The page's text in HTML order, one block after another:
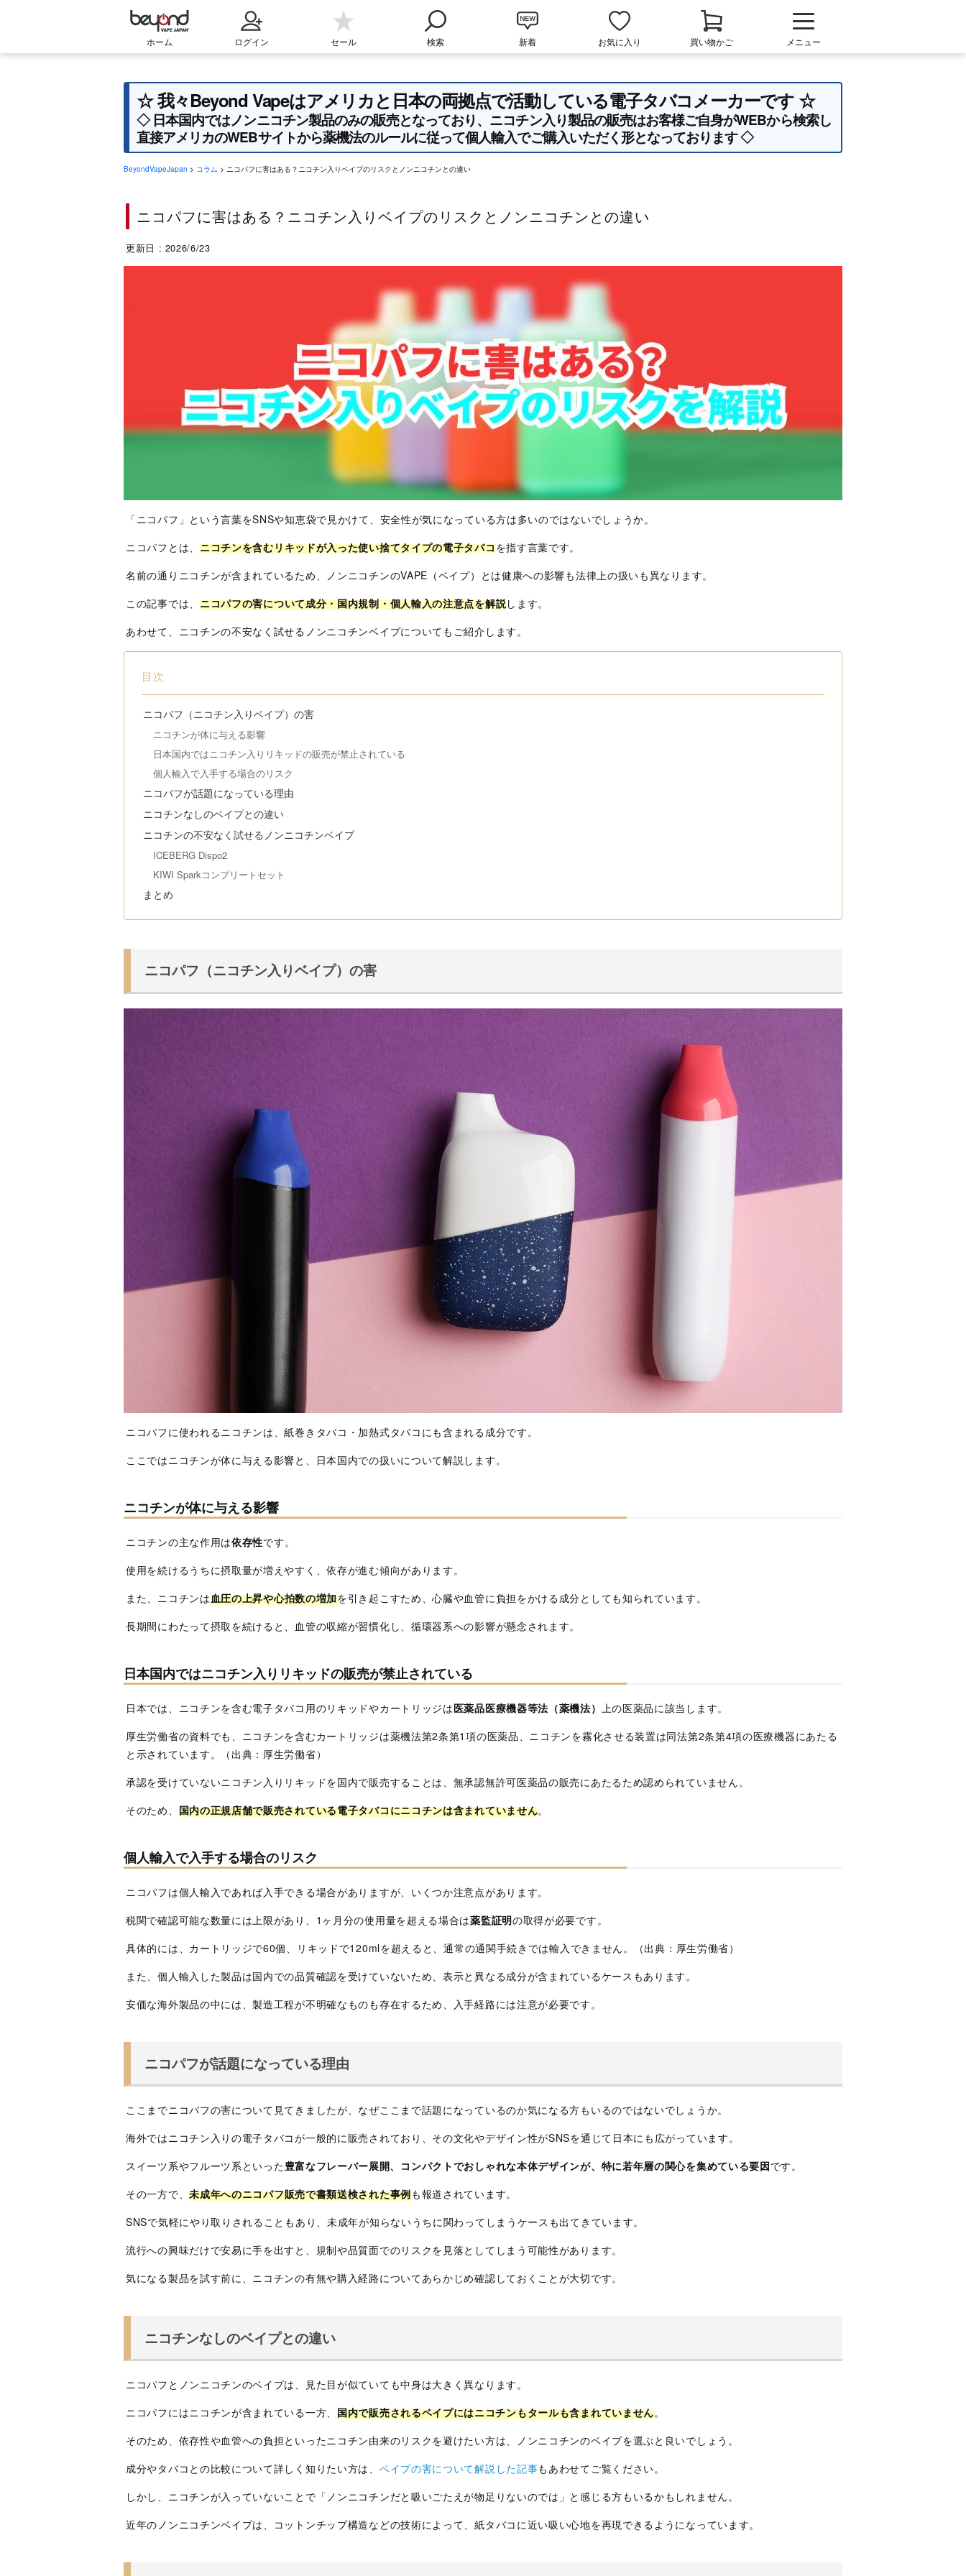
ホーム ログイン セール 検索 新着 お気に入り 買い物かご メニュー
☆ 我々Beyond Vapeはアメリカと日本の両拠点で活動している電子タバコメーカーです ☆
◇ 日本国内ではノンニコチン製品のみの販売となっており、ニコチン入り製品の販売はお客様ご自身がWEBから検索し
直接アメリカのWEBサイトから薬機法のルールに従って個人輸入でご購入いただく形となっております ◇
BeyondVapeJapan > コラム > ニコパフに害はある？ニコチン入りベイプのリスクとノンニコチンとの違い
ニコパフに害はある？ニコチン入りベイプのリスクとノンニコチンとの違い
更新日 : 2026/6/23
「ニコパフ」という言葉をSNSや知恵袋で見かけて、安全性が気になっている方は多いのではないでしょうか。
ニコパフとは、 ニコチンを含むリキッドが入った使い捨てタイプの電子タバコを指す言葉です。
名前の通りニコチンが含まれているため、ノンニコチンのVAPE（ベイプ）とは健康への影響も法律上の扱いも異なります。
この記事では、 ニコパフの害について成分・国内規制・個人輸入の注意点を解説します。
あわせて、ニコチンの不安なく試せるノンニコチンベイプについてもご紹介します。
目次
ニコパフ（ニコチン入りベイプ）の害
ニコチンが体に与える影響
日本国内ではニコチン入りリキッドの販売が禁止されている
個人輸入で入手する場合のリスク
ニコパフが話題になっている理由
ニコチンなしのベイプとの違い
ニコチンの不安なく試せるノンニコチンベイプ
ICEBERG Dispo2
KIWI Sparkコンプリートセット
まとめ
ニコパフ（ニコチン入りベイプ）の害
ニコパフに使われるニコチンは、紙巻きタバコ・加熱式タバコにも含まれる成分です。
ここではニコチンが体に与える影響と、日本国内での扱いについて解説します。
ニコチンが体に与える影響
ニコチンの主な作用は依存性です。
使用を続けるうちに摂取量が増えやすく、依存が進む傾向があります。
また、ニコチンは血圧の上昇や心拍数の増加を引き起こすため、心臓や血管に負担をかける成分としても知られています。
長期間にわたって摂取を続けると、血管の収縮が習慣化し、循環器系への影響が懸念されます。
日本国内ではニコチン入りリキッドの販売が禁止されている
日本では、ニコチンを含む電子タバコ用のリキッドやカートリッジは医薬品医療機器等法（薬機法）
上の医薬品に該当します。
厚生労働省の資料でも、ニコチンを含むカートリッジは薬機法第2条第1項の医薬品、ニコチンを霧化させる装置は同法第2条第4項の医療機器にあたる
と示されています。（出典：厚生労働省）
承認を受けていないニコチン入りリキッドを国内で販売することは、無承認無許可医薬品の販売にあたるため認められていません。
そのため、 国内の正規店舗で販売されている電子タバコにニコチンは含まれていません。
個人輸入で入手する場合のリスク
ニコパフは個人輸入であれば入手できる場合がありますが、いくつか注意点があります。
税関で確認可能な数量には上限があり、1ヶ月分の使用量を超える場合は薬監証明の取得が必要です。
具体的には、カートリッジで60個、リキッドで120mlを超えると、通常の通関手続きでは輸入できません。（出典：厚生労働省）
また、個人輸入した製品は国内での品質確認を受けていないため、表示と異なる成分が含まれているケースもあります。
安価な海外製品の中には、製造工程が不明確なものも存在するため、入手経路には注意が必要です。
ニコパフが話題になっている理由
ここまでニコパフの害について見てきましたが、なぜここまで話題になっているのか気になる方もいるのではないでしょうか。
海外ではニコチン入りの電子タバコが一般的に販売されており、その文化やデザイン性がSNSを通じて日本にも広がっています。
スイーツ系やフルーツ系といった豊富なフレーバー展開、コンパクトでおしゃれな本体デザインが、特に若年層の関心を集めている要因です。
その一方で、未成年へのニコパフ販売で書類送検された事例も報道されています。
SNSで気軽にやり取りされることもあり、未成年が知らないうちに関わってしまうケースも出てきています。
流行への興味だけで安易に手を出すと、規制や品質面でのリスクを見落としてしまう可能性があります。
気になる製品を試す前に、ニコチンの有無や購入経路についてあらかじめ確認しておくことが大切です。
ニコチンなしのベイプとの違い
ニコパフとノンニコチンのベイプは、見た目が似ていても中身は大きく異なります。
ニコパフにはニコチンが含まれている一方、 国内で販売されるベイプにはニコチンもタールも含まれていません。
そのため、依存性や血管への負担といったニコチン由来のリスクを避けたい方は、ノンニコチンのベイプを選ぶと良いでしょう。
成分やタバコとの比較について詳しく知りたい方は、 ベイプの害について解説した記事もあわせてご覧ください。
しかし、ニコチンが入っていないことで「ノンニコチンだと吸いごたえが物足りないのでは」と感じる方もいるかもしれません。
近年のノンニコチンベイプは、コットンチップ構造などの技術によって、紙タバコに近い吸い心地を再現できるようになっています。